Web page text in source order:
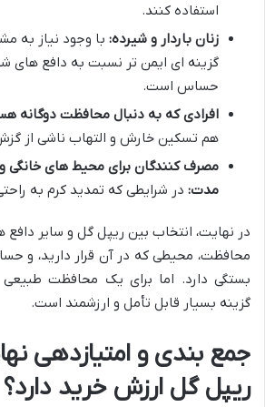
استفاده کنند.
زنان باردار و شیرده: با وجود نیاز به
گزینه ای ایمن تر نسبت به دافع های
حساس است.
افرادی که به دنبال محافظت دوگانه
هم تسکین خارش و التهاب ناشی از
مصرف کنندگان برای محیط های خانگی
مدت: در شرایطی که تمدید کرم به
در نهایت، انتخاب بین ریپل گل و سایر
محافظت، محیطی که در آن قرار دارید، و
بستگی دارد. اما برای یک محافظت
گزینه بسیار قابل تأمل و ارزشمند است.
جمع بندی و امتیازدهی
ریپل گل ارزش خرید دارد؟